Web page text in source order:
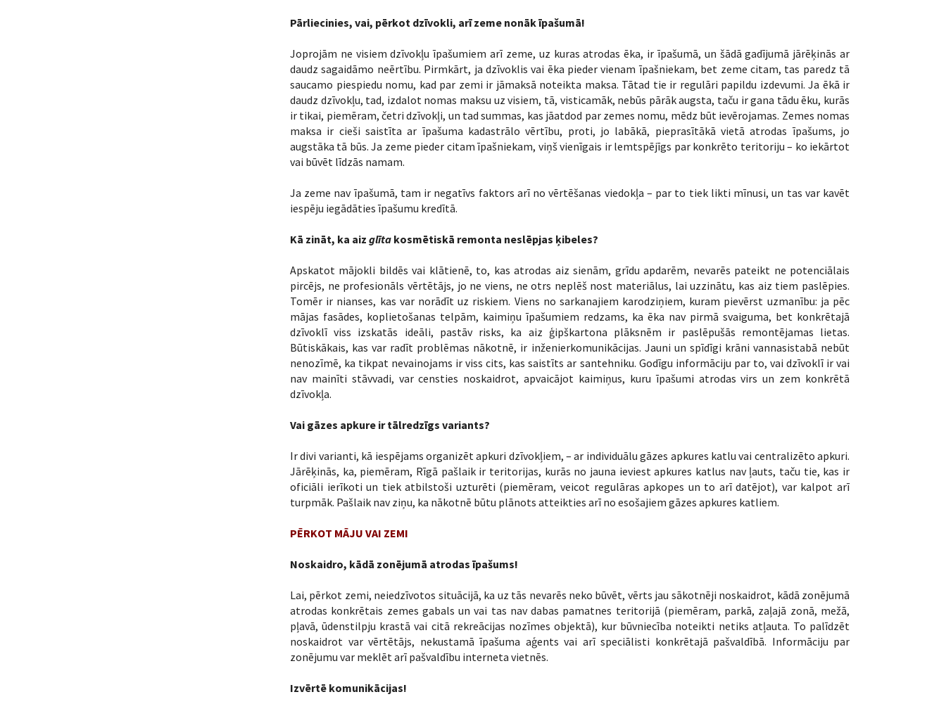
Pārliecinies, vai, pērkot dzīvokli, arī zeme nonāk īpašumā!
Joprojām ne visiem dzīvokļu īpašumiem arī zeme, uz kuras atrodas ēka, ir īpašumā, un šādā gadījumā jārēķinās ar
daudz sagaidāmo neērtību. Pirmkārt, ja dzīvoklis vai ēka pieder vienam īpašniekam, bet zeme citam, tas paredz tā
saucamo piespiedu nomu, kad par zemi ir jāmaksā noteikta maksa. Tātad tie ir regulāri papildu izdevumi. Ja ēkā ir
daudz dzīvokļu, tad, izdalot nomas maksu uz visiem, tā, visticamāk, nebūs pārāk augsta, taču ir gana tādu ēku, kurās
ir tikai, piemēram, četri dzīvokļi, un tad summas, kas jāatdod par zemes nomu, mēdz būt ievērojamas. Zemes nomas
maksa ir cieši saistīta ar īpašuma kadastrālo vērtību, proti, jo labākā, pieprasītākā vietā atrodas īpašums, jo
augstāka tā būs. Ja zeme pieder citam īpašniekam, viņš vienīgais ir lemtspējīgs par konkrēto teritoriju – ko iekārtot
vai būvēt līdzās namam.
Ja zeme nav īpašumā, tam ir negatīvs faktors arī no vērtēšanas viedokļa – par to tiek likti mīnusi, un tas var kavēt
iespēju iegādāties īpašumu kredītā.
Kā zināt, ka aiz glīta kosmētiskā remonta neslēpjas ķibeles?
Apskatot mājokli bildēs vai klātienē, to, kas atrodas aiz sienām, grīdu apdarēm, nevarēs pateikt ne potenciālais
pircējs, ne profesionāls vērtētājs, jo ne viens, ne otrs neplēš nost materiālus, lai uzzinātu, kas aiz tiem paslēpies.
Tomēr ir nianses, kas var norādīt uz riskiem. Viens no sarkanajiem karodziņiem, kuram pievērst uzmanību: ja pēc
mājas fasādes, koplietošanas telpām, kaimiņu īpašumiem redzams, ka ēka nav pirmā svaiguma, bet konkrētajā
dzīvoklī viss izskatās ideāli, pastāv risks, ka aiz ģipškartona plāksnēm ir paslēpušās remontējamas lietas.
Būtiskākais, kas var radīt problēmas nākotnē, ir inženierkomunikācijas. Jauni un spīdīgi krāni vannasistabā nebūt
nenozīmē, ka tikpat nevainojams ir viss cits, kas saistīts ar santehniku. Godīgu informāciju par to, vai dzīvoklī ir vai
nav mainīti stāvvadi, var censties noskaidrot, apvaicājot kaimiņus, kuru īpašumi atrodas virs un zem konkrētā
dzīvokļa.
Vai gāzes apkure ir tālredzīgs variants?
Ir divi varianti, kā iespējams organizēt apkuri dzīvokļiem, – ar individuālu gāzes apkures katlu vai centralizēto apkuri.
Jārēķinās, ka, piemēram, Rīgā pašlaik ir teritorijas, kurās no jauna ieviest apkures katlus nav ļauts, taču tie, kas ir
oficiāli ierīkoti un tiek atbilstoši uzturēti (piemēram, veicot regulāras apkopes un to arī datējot), var kalpot arī
turpmāk. Pašlaik nav ziņu, ka nākotnē būtu plānots atteikties arī no esošajiem gāzes apkures katliem.
PĒRKOT MĀJU VAI ZEMI
Noskaidro, kādā zonējumā atrodas īpašums!
Lai, pērkot zemi, neiedzīvotos situācijā, ka uz tās nevarēs neko būvēt, vērts jau sākotnēji noskaidrot, kādā zonējumā
atrodas konkrētais zemes gabals un vai tas nav dabas pamatnes teritorijā (piemēram, parkā, zaļajā zonā, mežā,
pļavā, ūdenstilpju krastā vai citā rekreācijas nozīmes objektā), kur būvniecība noteikti netiks atļauta. To palīdzēt
noskaidrot var vērtētājs, nekustamā īpašuma aģents vai arī speciālisti konkrētajā pašvaldībā. Informāciju par
zonējumu var meklēt arī pašvaldību interneta vietnēs.
Izvērtē komunikācijas!